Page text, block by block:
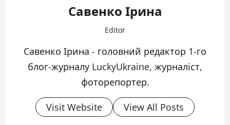
Савенко Ірина
Editor
Савенко Ірина - головний редактор 1-го
блог-журналу LuckyUkraine, журналіст,
фоторепортер.
Visit Website View All Posts